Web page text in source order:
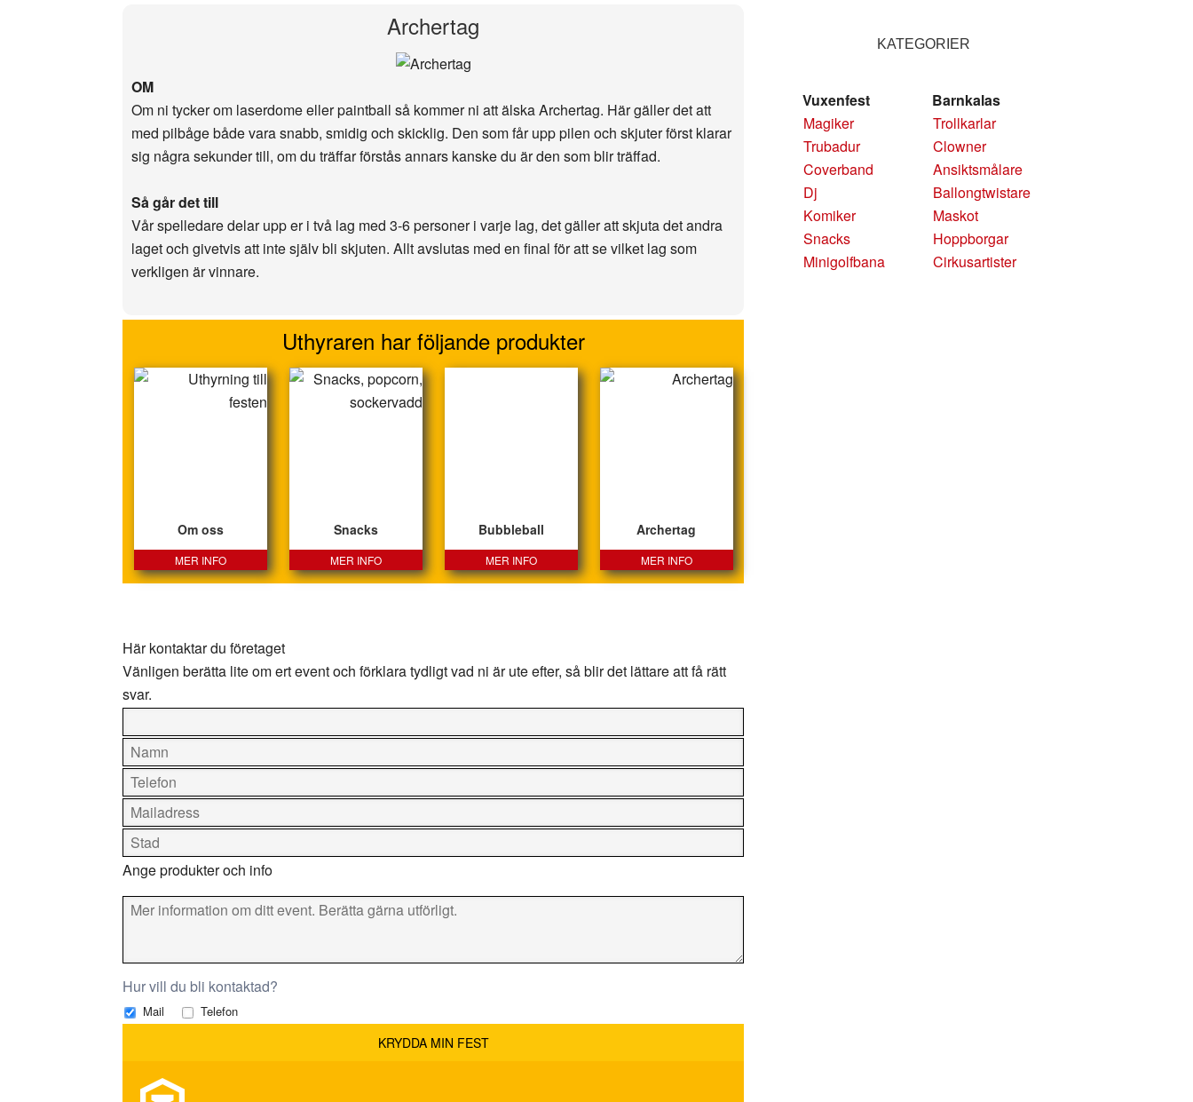
Archertag
OM
Om ni tycker om laserdome eller paintball så kommer ni att älska Archertag. Här gäller det att
med pilbåge både vara snabb, smidig och skicklig. Den som får upp pilen och skjuter först klarar
sig några sekunder till, om du träffar förstås annars kanske du är den som blir träffad.
Så går det till
Vår spelledare delar upp er i två lag med 3-6 personer i varje lag, det gäller att skjuta det andra
laget och givetvis att inte själv bli skjuten. Allt avslutas med en final för att se vilket lag som
verkligen är vinnare.
Uthyraren har följande produkter
Om oss
MER INFO
Snacks
MER INFO
Bubbleball
MER INFO
Archertag
MER INFO
Här kontaktar du företaget
Vänligen berätta lite om ert event och förklara tydligt vad ni är ute efter, så blir det lättare att få rätt
svar.
Ange produkter och info
Hur vill du bli kontaktad?
Mail Telefon
KATEGORIER
Vuxenfest
Magiker
Trubadur
Coverband
Dj
Komiker
Snacks
Minigolfbana
Barnkalas
Trollkarlar
Clowner
Ansiktsmålare
Ballongtwistare
Maskot
Hoppborgar
Cirkusartister